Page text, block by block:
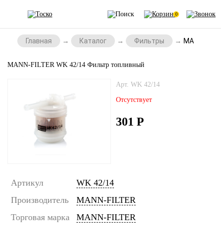
0
Главная Каталог Фильтры MANN-
MANN-FILTER WK 42/14 Фильтр топливный
Арт. WK 42/14
Отсутствует
301 Р
Артикул
WK 42/14
Производитель
MANN-FILTER
Торговая марка
MANN-FILTER